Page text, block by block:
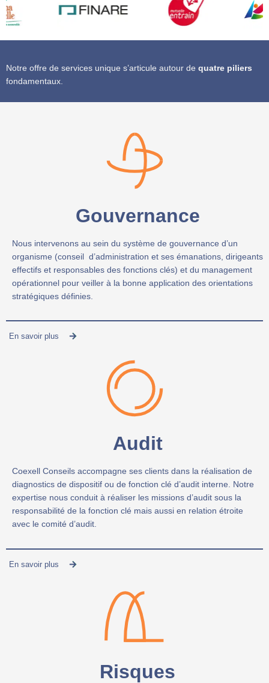
Notre offre de services unique s’articule autour de quatre piliers
fondamentaux.
Gouvernance
Nous intervenons au sein du système de gouvernance d’un
organisme (conseil d’administration et ses émanations, dirigeants
effectifs et responsables des fonctions clés) et du management
opérationnel pour veiller à la bonne application des orientations
stratégiques définies.
En savoir plus
Audit
Coexell Conseils accompagne ses clients dans la réalisation de
diagnostics de dispositif ou de fonction clé d’audit interne. Notre
expertise nous conduit à réaliser les missions d’audit sous la
responsabilité de la fonction clé mais aussi en relation étroite
avec le comité d’audit.
En savoir plus
Risques